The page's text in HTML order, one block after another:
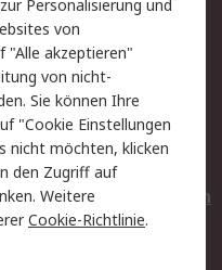
Privatkunden
Batterien
Personalisierung und
von
"Alle akzeptieren"
von nicht-
Sie können Ihre
"Cookie Einstellungen
nicht möchten, klicken
den Zugriff auf
Weitere
Cookie-Richtlinie.